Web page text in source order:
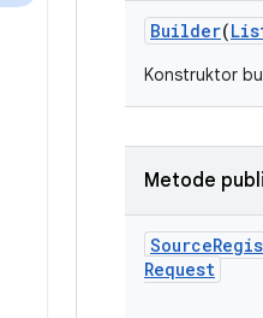
Builder(
Konstruktor
Metode
Source
Request